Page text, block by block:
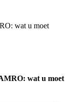
wat u moet
wat u moet